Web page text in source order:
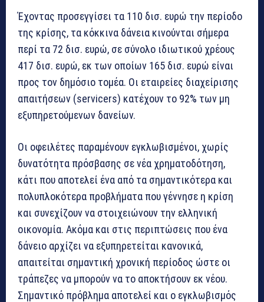
Έχοντας προσεγγίσει τα 110 δισ. ευρώ την περίοδο
της κρίσης, τα κόκκινα δάνεια κινούνται σήμερα
περί τα 72 δισ. ευρώ, σε σύνολο ιδιωτικού χρέους
417 δισ. ευρώ, εκ των οποίων 165 δισ. ευρώ είναι
προς τον δημόσιο τομέα. Οι εταιρείες διαχείρισης
απαιτήσεων (servicers) κατέχουν το 92% των μη
εξυπηρετούμενων δανείων.
Οι οφειλέτες παραμένουν εγκλωβισμένοι, χωρίς
δυνατότητα πρόσβασης σε νέα χρηματοδότηση,
κάτι που αποτελεί ένα από τα σημαντικότερα και
πολυπλοκότερα προβλήματα που γέννησε η κρίση
και συνεχίζουν να στοιχειώνουν την ελληνική
οικονομία. Ακόμα και στις περιπτώσεις που ένα
δάνειο αρχίζει να εξυπηρετείται κανονικά,
απαιτείται σημαντική χρονική περίοδος ώστε οι
τράπεζες να μπορούν να το αποκτήσουν εκ νέου.
Σημαντικό πρόβλημα αποτελεί και ο εγκλωβισμός